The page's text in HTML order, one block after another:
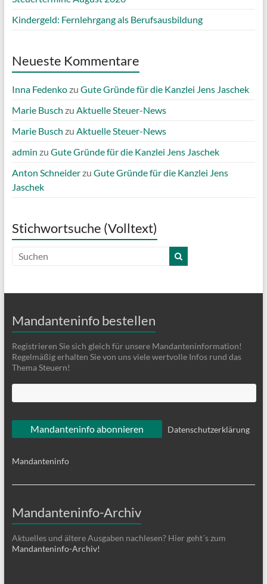
Kindergeld: Fernlehrgang als Berufsausbildung
Neueste Kommentare
Inna Fedenkozu Gute Gründe für die Kanzlei Jens Jaschek
Marie Busch zu Aktuelle Steuer-News
Marie Busch zu Aktuelle Steuer-News
admin zu Gute Gründe für die Kanzlei Jens Jaschek
Anton Schneiderzu Gute Gründe für die Kanzlei Jens
Jaschek
Stichwortsuche (Volltext)
Mandanteninfo bestellen
Registrieren Sie sich gleich für unsere Mandanteninformation!
Regelmäßig erhalten Sie von uns viele wertvolle Infos rund das
Thema Steuern!
Datenschutzerklärung
Mandanteninfo
Mandanteninfo-Archiv
Aktuelles und ältere Ausgaben nachlesen? Hier geht´s zum
Mandanteninfo-Archiv!